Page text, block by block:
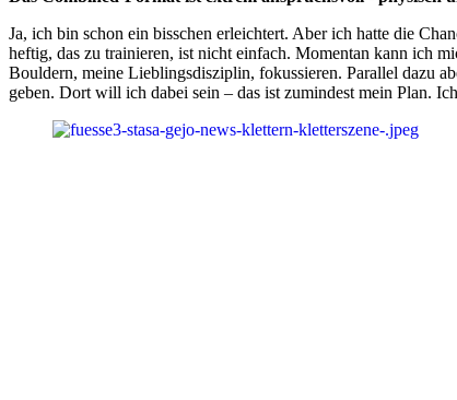
Ja, ich bin schon ein bisschen erleichtert. Aber ich hatte die
heftig, das zu trainieren, ist nicht einfach. Momentan kann ich
Bouldern, meine Lieblingsdisziplin, fokussieren. Parallel dazu
geben. Dort will ich dabei sein – das ist zumindest mein Plan.